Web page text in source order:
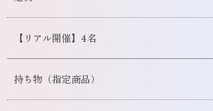
【リアル開催】4名
持ち物（指定商品）